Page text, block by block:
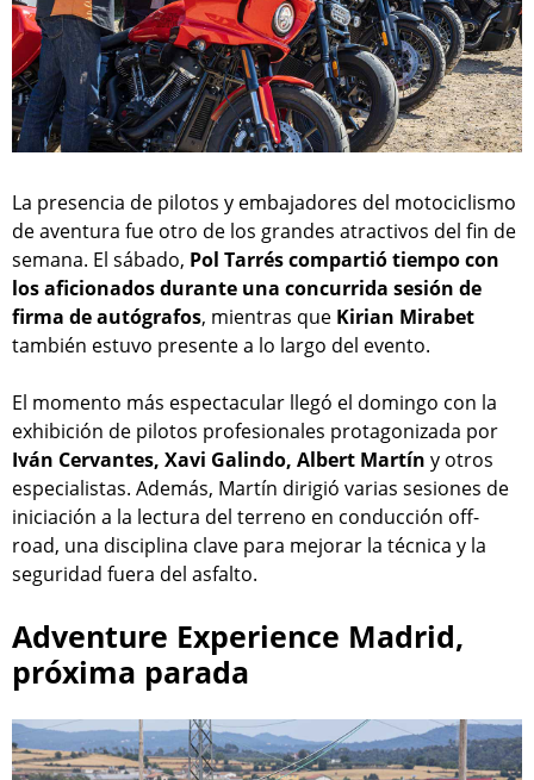
La presencia de pilotos y embajadores del motociclismo
de aventura fue otro de los grandes atractivos del fin de
semana. El sábado, Pol Tarrés compartió tiempo con
los aficionados durante una concurrida sesión de
firma de autógrafos, mientras que Kirian Mirabet
también estuvo presente a lo largo del evento.
El momento más espectacular llegó el domingo con la
exhibición de pilotos profesionales protagonizada por
Iván Cervantes, Xavi Galindo, Albert Martín y otros
especialistas. Además, Martín dirigió varias sesiones de
iniciación a la lectura del terreno en conducción off-
road, una disciplina clave para mejorar la técnica y la
seguridad fuera del asfalto.
Adventure Experience Madrid,
próxima parada